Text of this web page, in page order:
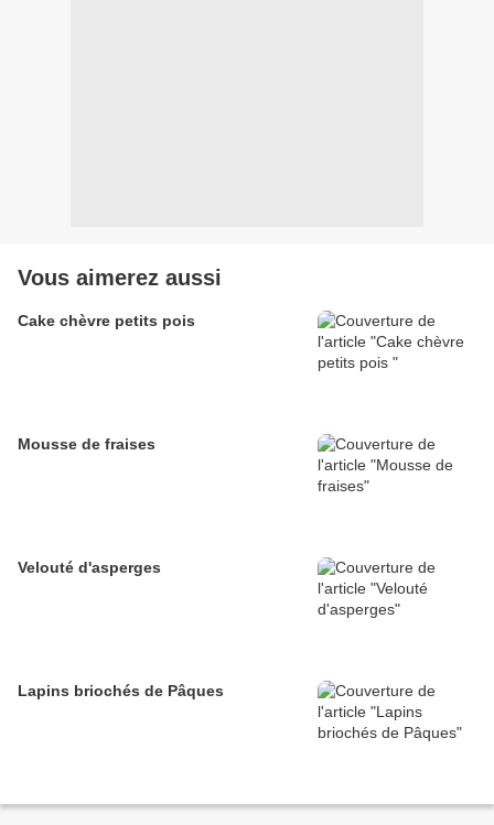
Vous aimerez aussi
Cake chèvre petits pois
Mousse de fraises
Velouté d'asperges
Lapins briochés de Pâques